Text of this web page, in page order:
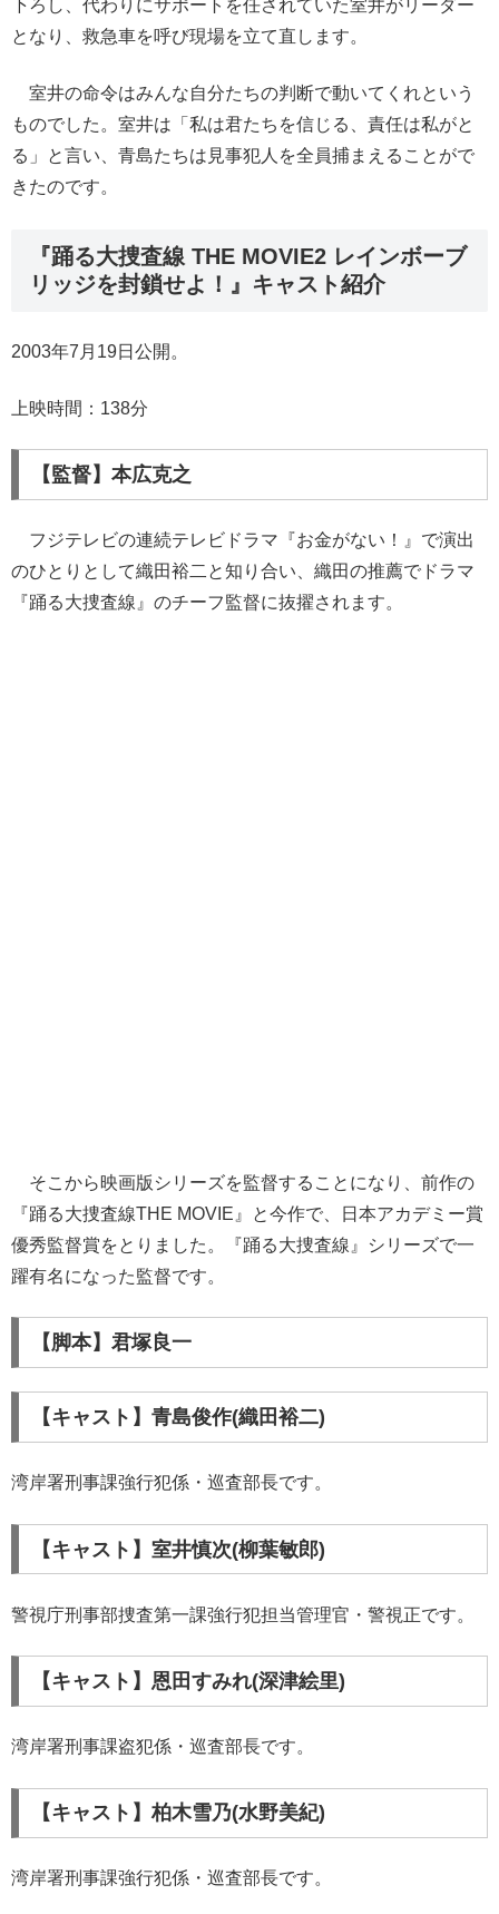
下ろし、代わりにサポートを任されていた室井がリーダー
となり、救急車を呼び現場を立て直します。
室井の命令はみんな自分たちの判断で動いてくれという
ものでした。室井は「私は君たちを信じる、責任は私がと
る」と言い、青島たちは見事犯人を全員捕まえることがで
きたのです。
『踊る大捜査線 THE MOVIE2 レインボーブ
リッジを封鎖せよ！』キャスト紹介
2003年7月19日公開。
上映時間：138分
【監督】本広克之
フジテレビの連続テレビドラマ『お金がない！』で演出
のひとりとして織田裕二と知り合い、織田の推薦でドラマ
『踊る大捜査線』のチーフ監督に抜擢されます。
そこから映画版シリーズを監督することになり、前作の
『踊る大捜査線THE MOVIE』と今作で、日本アカデミー賞
優秀監督賞をとりました。『踊る大捜査線』シリーズで一
躍有名になった監督です。
【脚本】君塚良一
【キャスト】青島俊作(織田裕二)
湾岸署刑事課強行犯係・巡査部長です。
【キャスト】室井慎次(柳葉敏郎)
警視庁刑事部捜査第一課強行犯担当管理官・警視正です。
【キャスト】恩田すみれ(深津絵里)
湾岸署刑事課盗犯係・巡査部長です。
【キャスト】柏木雪乃(水野美紀)
湾岸署刑事課強行犯係・巡査部長です。